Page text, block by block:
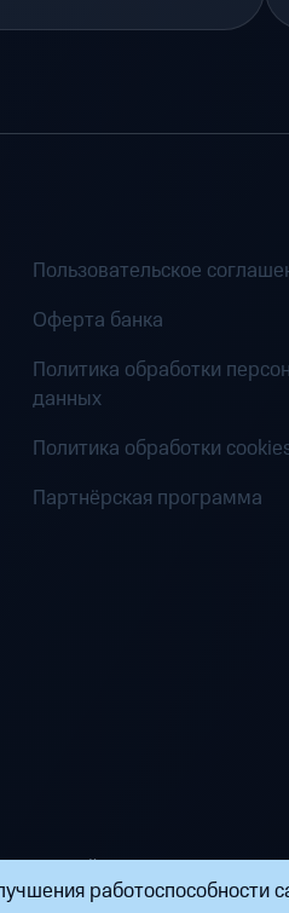
работоспособности
Пользовательское
Оферта банка
Политика обработки
данных
Политика обработки
Партнёрская программа
Все права
к. 9 Почта:fogplay@mts.ru